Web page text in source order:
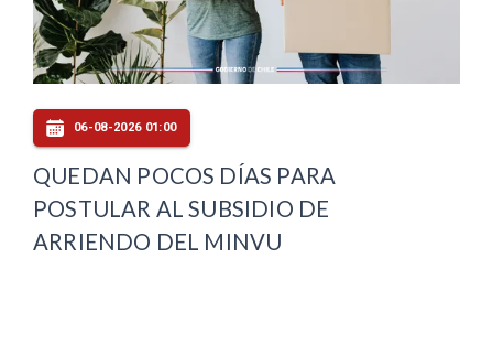
06-08-2026 01:00
QUEDAN POCOS DÍAS PARA
POSTULAR AL SUBSIDIO DE
ARRIENDO DEL MINVU